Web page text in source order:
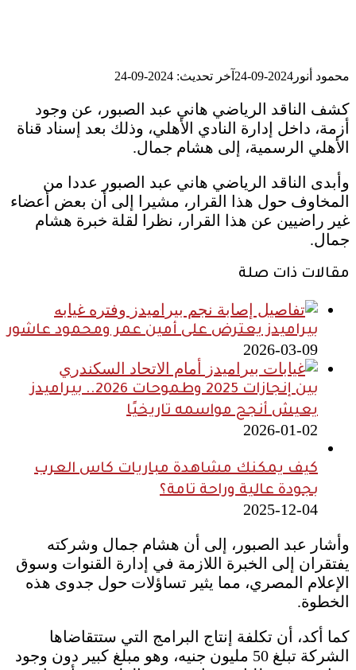
محمود أنور 2024-09-24 آخر تحديث: 2024-09-24
كشف الناقد الرياضي هاني عبد الصبور، عن وجود
أزمة، داخل إدارة النادي الأهلي، وذلك بعد إسناد قناة
الأهلي الرسمية، إلى هشام جمال.
وأبدى الناقد الرياضي هاني عبد الصبور عددا من
المخاوف حول هذا القرار، مشيرا إلى أن بعض أعضاء
غير راضيين عن هذا القرار، نظرا لقلة خبرة هشام
جمال.
مقالات ذات صلة
بيراميدز يعترض على أمين عمر ومحمود عاشور
2026-03-09
بين إنجازات 2025 وطموحات 2026.. بيراميدز
يعيش أنجح مواسمه تاريخيًا
2026-01-02
كيف يمكنك مشاهدة مباريات كاس العرب
بجودة عالية وراحة تامة؟
2025-12-04
وأشار عبد الصبور، إلى أن هشام جمال وشركته
يفتقران إلى الخبرة اللازمة في إدارة القنوات وسوق
الإعلام المصري، مما يثير تساؤلات حول جدوى هذه
الخطوة.
كما أكد، أن تكلفة إنتاج البرامج التي ستتقاضاها
الشركة تبلغ 50 مليون جنيه، وهو مبلغ كبير دون وجود